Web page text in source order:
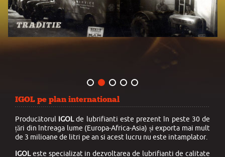
IGOL pe plan international
Producătorul IGOLde lubrifianti este prezent în peste 30 de
țări din întreaga lume (Europa-Africa-Asia) și exporta mai mult
de 3 milioane de litri pe an si acest lucru nu este intamplator.
IGOLeste specializat in dezvoltarea de lubrifianti de calitate